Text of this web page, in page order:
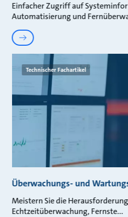
Einfacher Zugriff auf
Automatisierung und
Technischer Fachartikel
Überwachungs- und
Meistern Sie die
Echtzeitüberwachung, Fernste